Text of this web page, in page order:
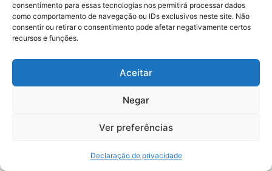
consentimento para essas tecnologias nos permitirá processar dados
como comportamento de navegação ou IDs exclusivos neste site. Não
consentir ou retirar o consentimento pode afetar negativamente certos
recursos e funções.
Aceitar
Negar
Ver preferências
Declaração de privacidade
16 Atividades de Alfabetização com Tema Festa Junina
prontas para imprimir
11 Atividades copa do mundo 3º ano prontas para imprimir